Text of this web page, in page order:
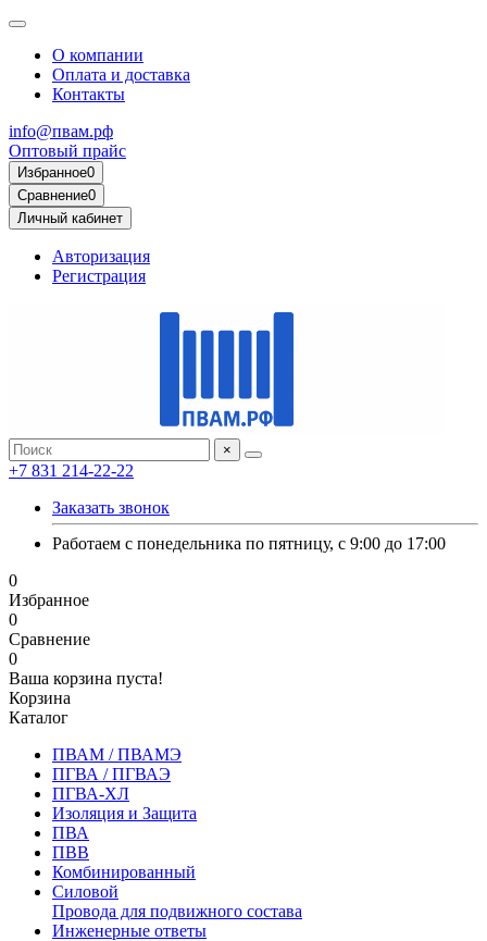
О компании
Оплата и доставка
Контакты
info@пвам.рф
Оптовый прайс
Избранное0
Сравнение0
Личный кабинет
Авторизация
Регистрация
×
+7 831 214-22-22
Заказать звонок
Работаем с понедельника по пятницу, с 9:00 до 17:00
0
Избранное
0
Сравнение
0
Ваша корзина пуста!
Корзина
Каталог
ПВАМ / ПВАМЭ
ПГВА / ПГВАЭ
ПГВА-ХЛ
Изоляция и Защита
ПВА
ПВВ
Комбинированный
Силовой
Провода для подвижного состава
Инженерные ответы